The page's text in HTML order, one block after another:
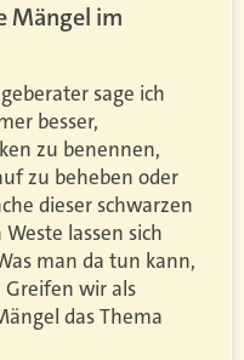
Mängel im
sage ich
besser,
zu benennen,
zu beheben oder
dieser schwarzen
lassen sich
man da tun kann,
Greifen wir als
das Thema